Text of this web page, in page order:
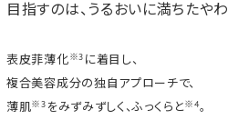
目指すのは、うるおいに満ちたや
表皮菲薄化※3 に着目し、
複合美容成分の独自アプローチで、
薄肌※3 をみずみずしく、ふっくらと※4。